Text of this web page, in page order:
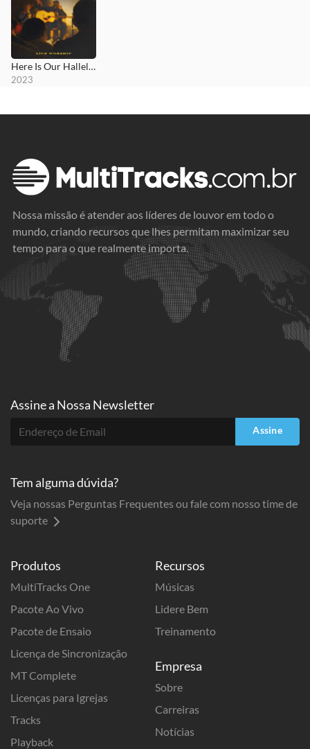
Here Is Our Hallelujah
2023
Nossa missão é atender aos líderes de louvor em todo o
mundo, criando recursos que lhes permitam maximizar seu
tempo para o que realmente importa.
Produtos
MultiTracks One
Pacote Ao Vivo
Pacote de Ensaio
Licença de Sincronização
MT Complete
Licenças para Igrejas
Tracks
Playback
Recursos
Músicas
Lidere Bem
Treinamento
Empresa
Sobre
Carreiras
Notícias
Assine a Nossa Newsletter
Assine
Tem alguma dúvida?
Veja nossas Perguntas Frequentes ou fale com nosso time de
suporte